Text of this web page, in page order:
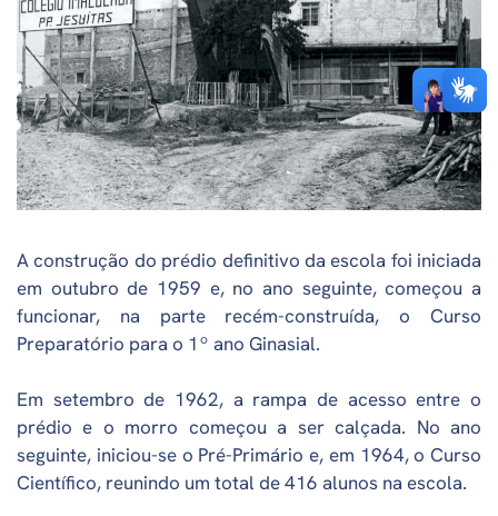
A construção do prédio definitivo da escola foi iniciada
em outubro de 1959 e, no ano seguinte, começou a
funcionar, na parte recém-construída, o Curso
Preparatório para o 1º ano Ginasial.
Em setembro de 1962, a rampa de acesso entre o
prédio e o morro começou a ser calçada. No ano
seguinte, iniciou-se o Pré-Primário e, em 1964, o Curso
Científico, reunindo um total de 416 alunos na escola.